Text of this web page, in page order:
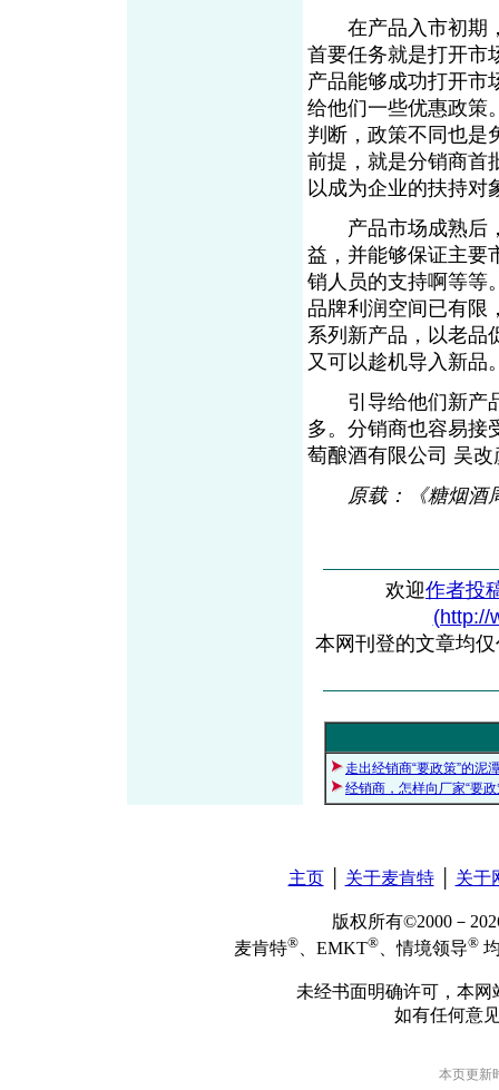
在产品入市初期，
首要任务就是打开市
产品能够成功打开市
给他们一些优惠政策
判断，政策不同也是
前提，就是分销商首
以成为企业的扶持对
产品市场成熟后，
益，并能够保证主要
销人员的支持啊等等
品牌利润空间已有限
系列新产品，以老品
又可以趁机导入新品
引导给他们新产品
多。分销商也容易接
萄酿酒有限公司 吴
原载：《糖烟酒
欢迎作者投
(http://
本网刊登的文章均
走出经销商“要政策”的泥
经销商，怎样向厂家“要政
主页│ 关于麦肯特│ 关于
版权所有©2000－
麦肯特® 、EMKT® 、情境领导®
未经书面明确许可，本
如有任何意
本页更新